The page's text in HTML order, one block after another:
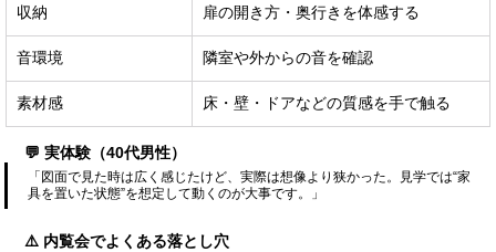
収納 扉の開き方・奥行きを体感する
音環境 隣室や外からの音を確認
素材感 床・壁・ドアなどの質感を手で触る
💬 実体験（40代男性）
「図面で見た時は広く感じたけど、実際は想像より狭かった。見学では“家
具を置いた状態”を想定して動くのが大事です。」
⚠️ 内覧会でよくある落とし穴